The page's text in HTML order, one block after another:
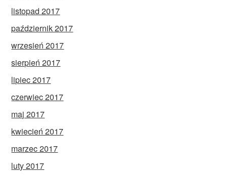
listopad 2017
październik 2017
wrzesień 2017
sierpień 2017
lipiec 2017
czerwiec 2017
maj 2017
kwiecień 2017
marzec 2017
luty 2017